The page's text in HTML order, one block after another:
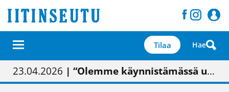
Tilaa Hae
01.02.2026 | Painon vaihtumisen pitäisi näkyä hieman parempana painojäljen laatuna lehdessä
05.02.2026 | Uudistettu kunnantalo on valoisa
23.04.2026 | “Olemme käynnistämässä uudelleen keskustavisiotyön”
09.05.2026| "Maalla on totuttu elämään omavaraisemmin kuin kaupungissa"